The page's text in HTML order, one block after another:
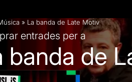
» La banda de Late Motiv
entrades per a
banda de